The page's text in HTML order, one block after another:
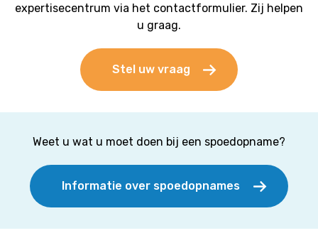
expertisecentrum via het contactformulier. Zij helpen
u graag.
Stel uw vraag
Weet u wat u moet doen bij een spoedopname?
Informatie over spoedopnames